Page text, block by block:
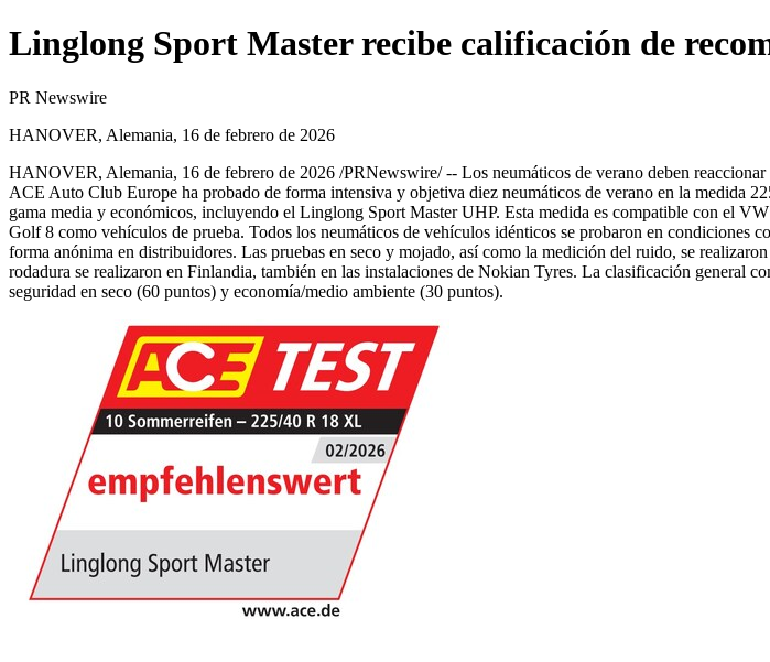
Linglong Sport Master recibe calificación de
PR Newswire
HANOVER, Alemania, 16 de febrero de 2026
HANOVER, Alemania, 16 de febrero de 2026 /PRNewswire/ -- Los neumáticos de verano deben
ACE Auto Club Europe ha probado de forma intensiva y objetiva diez neumáticos de verano en la medida
gama media y económicos, incluyendo el Linglong Sport Master UHP. Esta medida es compatible con el
Golf 8 como vehículos de prueba. Todos los neumáticos de vehículos idénticos se probaron en condiciones
forma anónima en distribuidores. Las pruebas en seco y mojado, así como la medición del ruido, se
rodadura se realizaron en Finlandia, también en las instalaciones de Nokian Tyres. La clasificación general
seguridad en seco (60 puntos) y economía/medio ambiente (30 puntos).